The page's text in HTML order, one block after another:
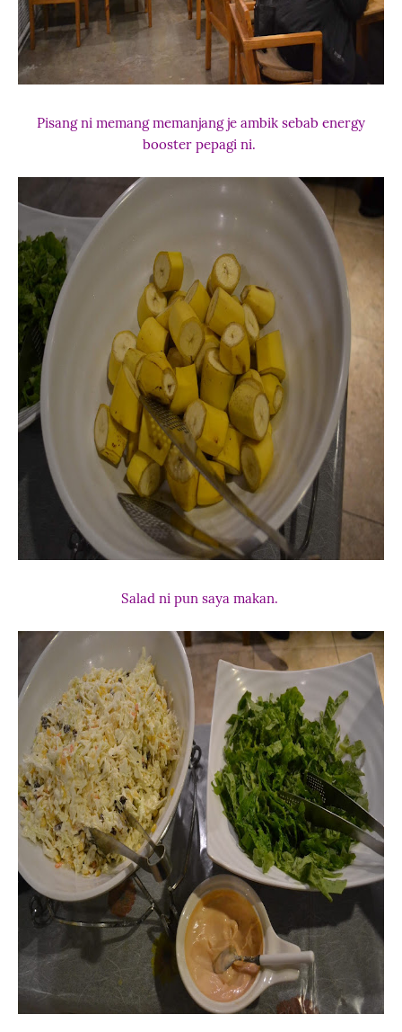
Pisang ni memang memanjang je ambik sebab energy
booster pepagi ni.
Salad ni pun saya makan.